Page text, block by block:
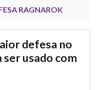
RAGNAROK
defesa no
usado com